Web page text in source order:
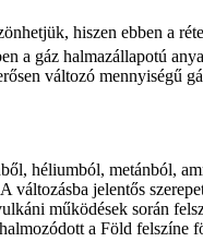
hiszen ebben a
a gáz halmazállapotú
változó
héliumból, metánból,
jelentős
működések során
a Föld felszíne